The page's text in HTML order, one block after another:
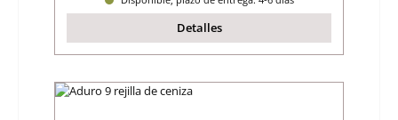
Detalles